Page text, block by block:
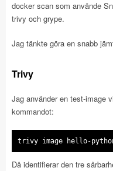
docker scan som använde
trivy och grype.
Jag tänkte göra en snabb
Trivy
Jag använder en test-image
kommandot:
trivy image hello-
Då identifierar den tre